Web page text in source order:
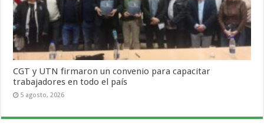
CGT y UTN firmaron un convenio para capacitar
trabajadores en todo el país
5 agosto, 2026